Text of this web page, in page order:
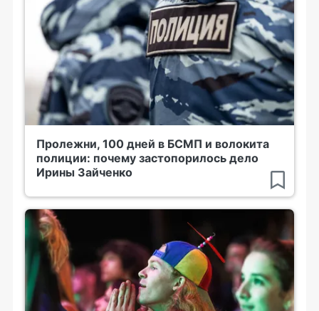
Пролежни, 100 дней в БСМП и волокита
полиции: почему застопорилось дело
Ирины Зайченко